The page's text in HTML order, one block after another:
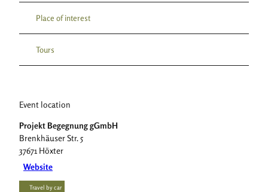
Place of interest
Tours
Event location
Projekt Begegnung gGmbH
Brenkhäuser Str. 5
37671 Höxter
Website
Travel by car